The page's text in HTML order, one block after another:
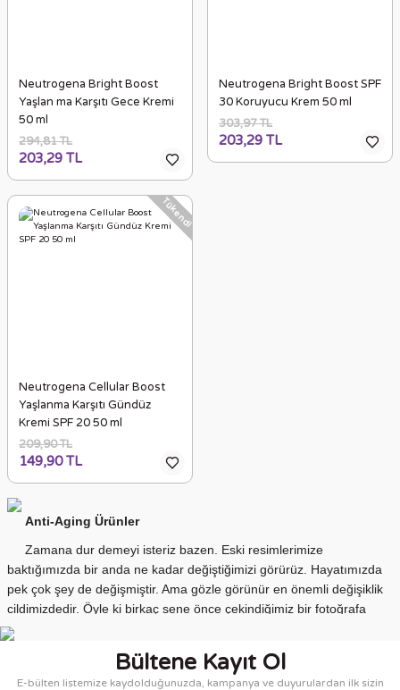
Neutrogena Bright Boost
Yaşlan ma Karşıtı Gece Kremi
50 ml
294,81 TL
203,29 TL
Neutrogena Bright Boost SPF
30 Koruyucu Krem 50 ml
303,97 TL
203,29 TL
Tükendi
Neutrogena Cellular Boost
Yaşlanma Karşıtı Gündüz
Kremi SPF 20 50 ml
209,90 TL
149,90 TL
Anti-Aging Ürünler
Zamana dur demeyi isteriz bazen. Eski resimlerimize
baktığımızda bir anda ne kadar değiştiğimizi görürüz. Hayatımızda
pek çok şey de değişmiştir. Ama gözle görünür en önemli değişiklik
cildimizdedir. Öyle ki birkaç sene önce çekindiğimiz bir fotoğrafa
baktığımızda bile zamanın yüzümüze yansıttıklarını görerek
Bültene Kayıt Ol
E-bülten listemize kaydolduğunuzda, kampanya ve duyurulardan ilk sizin